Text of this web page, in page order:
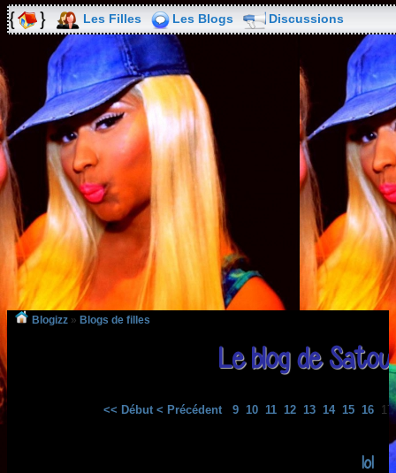
Les Filles Les Blogs Discussions
Blogizz » Blogs de filles
Le blog de
<< Début < Précédent 9 10 11 12 13 14 15 16
lol